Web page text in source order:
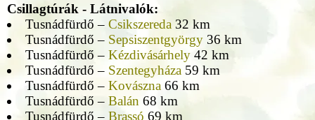
Csillagtúrák - Látnivalók:
Tusnádfürdő – Csikszereda32 km
Tusnádfürdő – Sepsiszentgyörgy36 km
Tusnádfürdő – Kézdivásárhely42 km
Tusnádfürdő – Szentegyháza59 km
Tusnádfürdő – Kovászna66 km
Tusnádfürdő – Balán 68 km
Tusnádfürdő – Brassó 69 km